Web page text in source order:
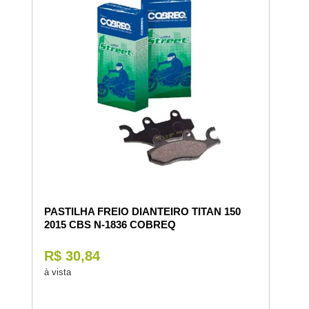
PASTILHA FREIO DIANTEIRO TITAN 150
2015 CBS N-1836 COBREQ
R$ 30,84
à vista